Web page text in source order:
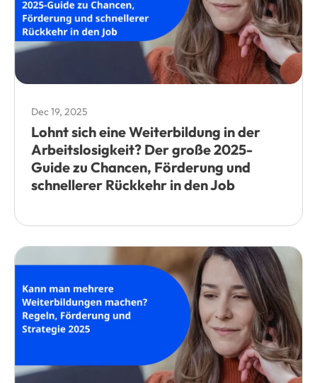
Dec 19, 2025
Lohnt sich eine Weiterbildung in der
Arbeitslosigkeit? Der große 2025-
Guide zu Chancen, Förderung und
schnellerer Rückkehr in den Job